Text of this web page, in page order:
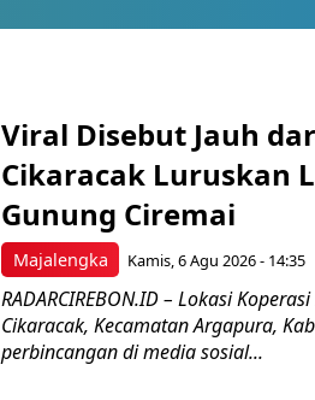
Majalengka
Viral Disebut Jauh
Cikaracak Luruskan
Gunung Ciremai
Kamis, 6 Agu 2026 - 14:35
RADARCIREBON.ID – Lokasi
Cikaracak, Kecamatan Argapura,
perbincangan di media sosial...